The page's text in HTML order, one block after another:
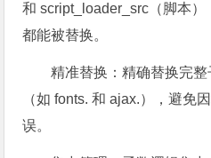
和 script_loader_src（脚本
都能被替换。
精准替换：精确替换完整
（如 fonts. 和 ajax.），避免
误。